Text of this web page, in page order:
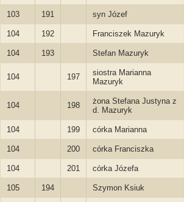
103 191 syn Józef
104 192 Franciszek Mazuryk
104 193 Stefan Mazuryk
104 197
siostra Marianna
Mazuryk
104 198
żona Stefana Justyna z
d. Mazuryk
104 199 córka Marianna
104 200 córka Franciszka
104 201 córka Józefa
105 194 Szymon Ksiuk